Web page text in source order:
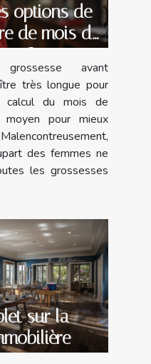
options de
de mois de
?
avant
très longue pour
calcul du mois de
pour mieux
des femmes ne
les grossesses
sur la